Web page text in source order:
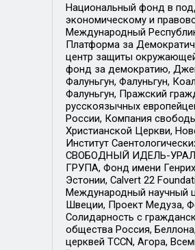
Национальный фонд в
экономическому и
Международный
Платформа за
центр защиты
фонд за демократию,
Фалуньгун, Фалуньгун,
Фалуньгун, Пражский
русскоязычных
России, Компания
Христианской Церкви,
Институт
СВОБОДНЫЙ ИДЕЛЬ-УРАЛ,
ГРУПА, Фонд имени
Эстонии, Calvert 22
Международный научный
Швеции, Проект Медуза,
Солидарность с
общества Россия,
церквей TCCN, Агора,